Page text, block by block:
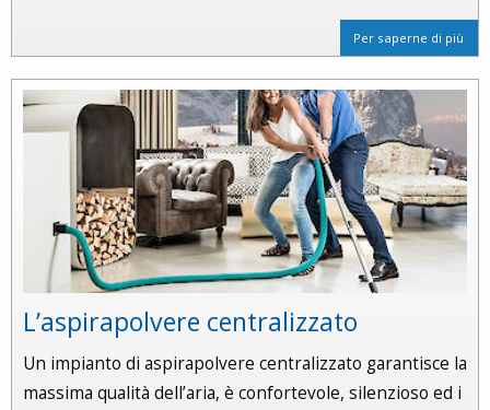
Per saperne di più
L’aspirapolvere centralizzato
Un impianto di aspirapolvere centralizzato garantisce la
massima qualità dell’aria, è confortevole, silenzioso ed i